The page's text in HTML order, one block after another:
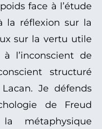
face à l’étude
la réflexion sur la
sur la vertu utile
l’inconscient de
structuré
Je défends
de Freud
métaphysique